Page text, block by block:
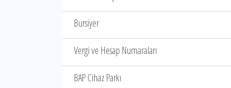
Bursiyer
Vergi ve Hesap Numaraları
BAP Cihaz Parkı